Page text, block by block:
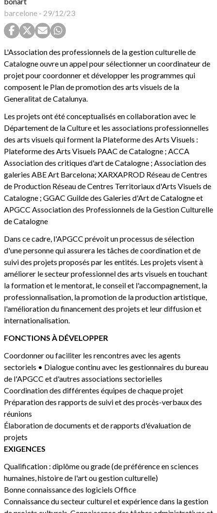
barcelone - 29/12/23
L'Association des professionnels de la gestion culturelle de
Catalogne ouvre un appel pour sélectionner un coordinateur de
projet pour coordonner et développer les programmes qui
composent le Plan de promotion des arts visuels de la
Generalitat de Catalunya.
Les projets ont été conceptualisés en collaboration avec le
Département de la Culture et les associations professionnelles
des arts visuels qui forment la Plateforme des Arts Visuels :
Plateforme des Arts Visuels PAAC de Catalogne ; ACCA
Association des critiques d'art de Catalogne ; Association des
galeries ABE Art Barcelona; XARXAPROD Réseau de Centres
de Production Réseau de Centres Territoriaux d'Arts Visuels de
Catalogne ; GGAC Guilde des Galeries d'Art de Catalogne et
APGCC Association des Professionnels de la Gestion Culturelle
de Catalogne
Dans ce cadre, l'APGCC prévoit un processus de sélection
d'une personne qui assurera les tâches de coordination et de
suivi des projets proposés par les entités. Les projets visent à
améliorer le secteur professionnel des arts visuels en touchant
la formation et le mentorat, le conseil et l'accompagnement, la
professionnalisation, la promotion de la production artistique,
l'amélioration du financement des projets et leur diffusion et
internationalisation.
FONCTIONS À DÉVELOPPER
Coordonner ou faciliter les rencontres avec les agents
sectoriels • Dialogue continu avec les gestionnaires du bureau
de l'APGCC et d'autres associations sectorielles
Coordination des différentes équipes de chaque projet
Préparation des rapports de suivi et des procès-verbaux des
réunions
Élaboration de documents et de rapports d'évaluation de
projets
EXIGENCES
Qualification : diplôme ou grade (de préférence en sciences
humaines, histoire de l'art ou gestion culturelle)
Bonne connaissance des logiciels Office
Connaissance du secteur culturel et expérience dans la gestion